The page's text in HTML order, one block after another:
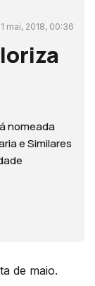
mai, 2018, 00:36
nomeada
e Similares
de maio.